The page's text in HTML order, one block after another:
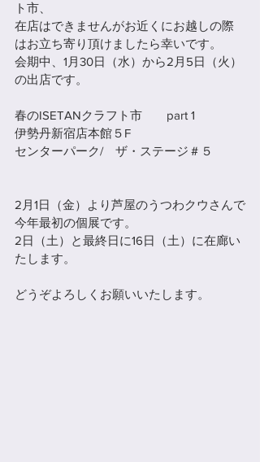
ト市、
在店はできませんがお近くにお越しの際
はお立ち寄り頂けましたら幸いです。
会期中、1月30日（水）から2月5日（火）
の出店です。
春のISETANクラフト市　　part 1
伊勢丹新宿店本館５F
センターパーク/　ザ・ステージ＃５
2月1日（金）より芦屋のうつわクウさんで
今年最初の個展です。
2日（土）と最終日に16日（土）に在廊い
たします。
どうぞよろしくお願いいたします。